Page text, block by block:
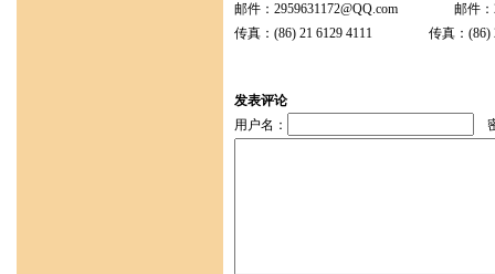
邮件：2959631172@QQ.com 邮件：
传真：(86) 21 6129 4111 传真：(86)
发表评论
用户名：